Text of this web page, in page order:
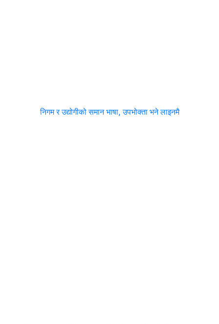
निगम र उद्योगीको समान भाषा, उपभोक्ता भने लाइनमै